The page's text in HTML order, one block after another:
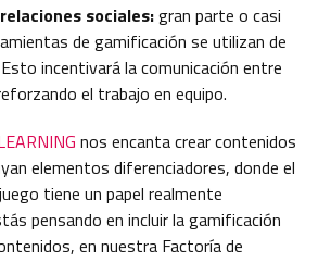
sociales:gran parte o casi
de gamificación se utilizan de
incentivará la comunicación entre
el trabajo en equipo.
nos encanta crear contenidos
elementos diferenciadores, donde el
tiene un papel realmente
pensando en incluir la gamificación
en nuestra Factoría de